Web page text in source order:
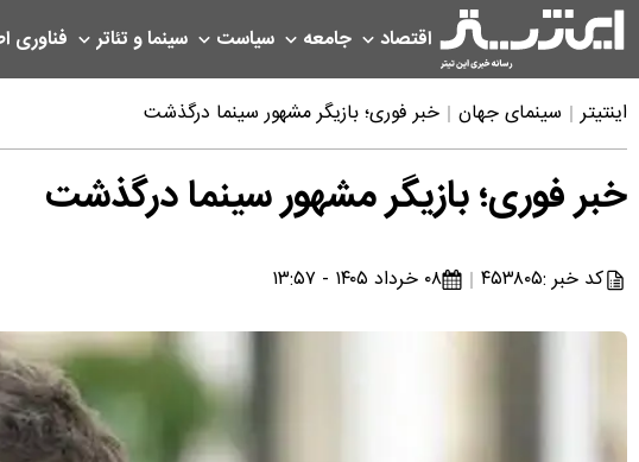
اقتصاد جامعه سیاست سینما و تئاتر فناوری
اینتیتر سینمای جهان خبر فوری؛ بازیگر مشهور سینما درگذشت
خبر فوری؛ بازیگر مشهور سینما درگذشت
کد خبر :۴۵۳۸۰۵ ۰۸ خرداد ۱۴۰۵ - ۱۳:۵۷